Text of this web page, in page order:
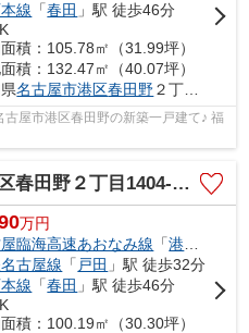
線 「春田 」駅 徒歩46分
積：105.78㎡（31.99坪）
積：132.47㎡（40.07坪）
名古屋市港区春田野２丁目1404-1
市港区春田野の新築一戸建て♪ 福
1【仲介手数料無料】新築一戸建て 4号棟
万円
臨海高速あおなみ線 「港北
古屋線 「 戸田 」駅 徒歩32分
線 「春田 」駅 徒歩46分
積：100.19㎡（30.30坪）